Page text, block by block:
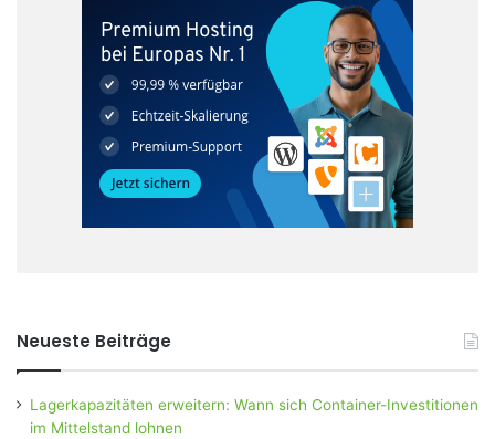
Neueste Beiträge
Lagerkapazitäten erweitern: Wann sich Container-Investitionen
im Mittelstand lohnen